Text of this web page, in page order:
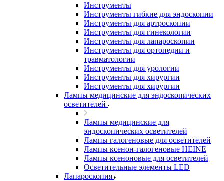
Инструменты
Инструменты гибкие для эндоскопии
Инструменты для артроскопии
Инструменты для гинекологии
Инструменты для лапароскопии
Инструменты для ортопедии и
травматологии
Инструменты для урологии
Инструменты для хирургии
Инструменты для хирургии
Лампы медицинские для эндоскопических
осветителей
Лампы медицинские для
эндоскопических осветителей
Лампы галогеновые для осветителей
Лампы ксенон-галогеновые HEINE
Лампы ксеноновые для осветителей
Осветительные элементы LED
Лапароскопия